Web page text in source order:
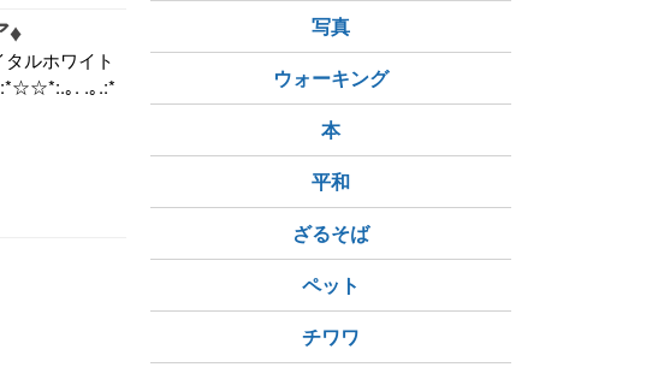
♦︎
ルホワイト
｡. .｡.:*
写真
ウォーキング
本
平和
ざるそば
ペット
チワワ